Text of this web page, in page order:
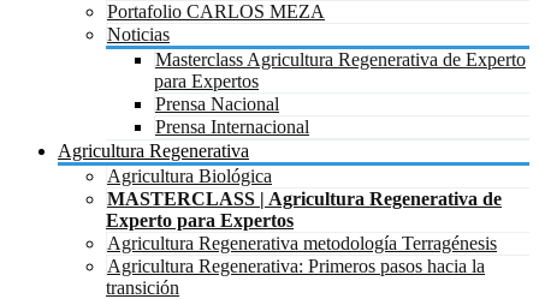
Portafolio CARLOS MEZA
Noticias
Masterclass Agricultura Regenerativa de Experto
para Expertos
Prensa Nacional
Prensa Internacional
Agricultura Regenerativa
Agricultura Biológica
MASTERCLASS | Agricultura Regenerativa de
Experto para Expertos
Agricultura Regenerativa metodología Terragénesis
Agricultura Regenerativa: Primeros pasos hacia la
transición